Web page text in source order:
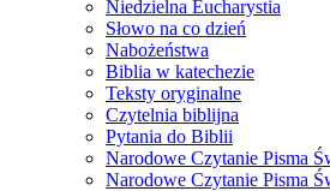
Niedzielna Eucharystia
Słowo na co dzień
Nabożeństwa
Biblia w katechezie
Teksty oryginalne
Czytelnia biblijna
Pytania do Biblii
Narodowe Czytanie Pisma
Narodowe Czytanie Pisma